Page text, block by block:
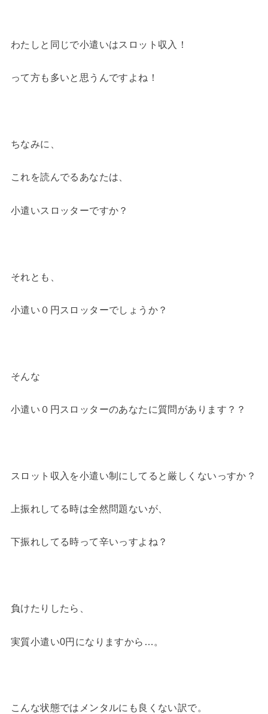
わたしと同じで小遣いはスロット収入！
って方も多いと思うんですよね！
ちなみに、
これを読んでるあなたは、
小遣いスロッターですか？
それとも、
小遣い０円スロッターでしょうか？
そんな
小遣い０円スロッターのあなたに質問があります？？
スロット収入を小遣い制にしてると厳しくないっすか？
上振れしてる時は全然問題ないが、
下振れしてる時って辛いっすよね？
負けたりしたら、
実質小遣い0円になりますから…。
こんな状態ではメンタルにも良くない訳で。